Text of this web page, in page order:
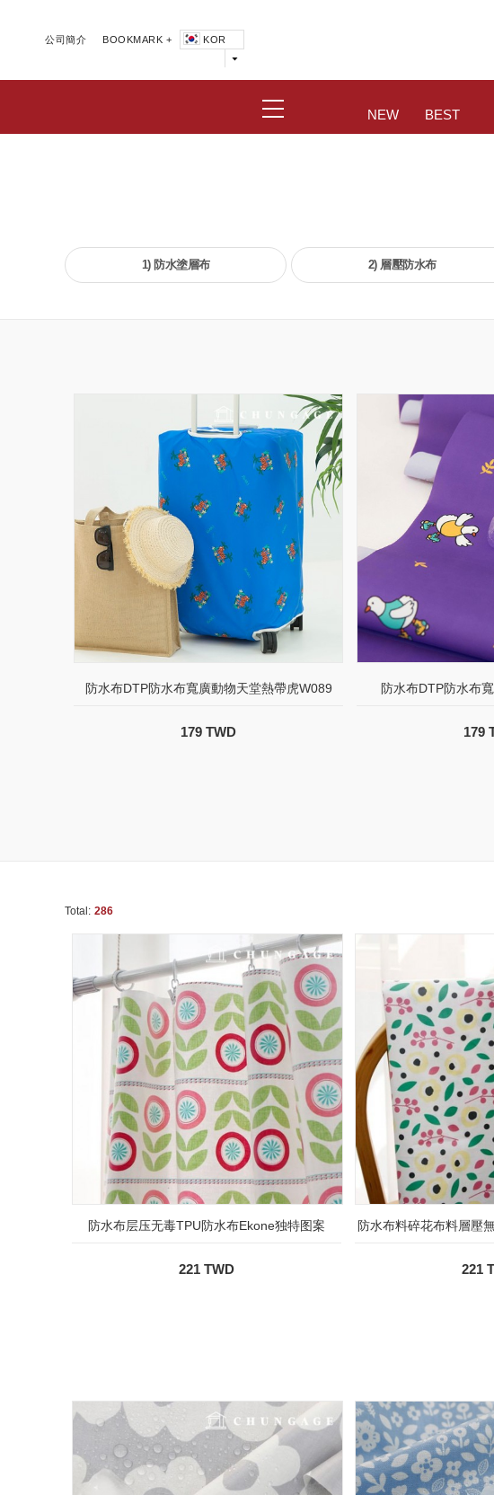
公司簡介 BOOKMARK + KOR
NEW BEST
1) 防水塗層布 2) 層壓防水布
防水布DTP防水布寬廣動物天堂熱帶虎W089
179 TWD
防水布DTP防水布
179
Total: 286
防水布层压无毒TPU防水布Ekone独特图案
221 TWD
防水布料碎花布料層壓
221